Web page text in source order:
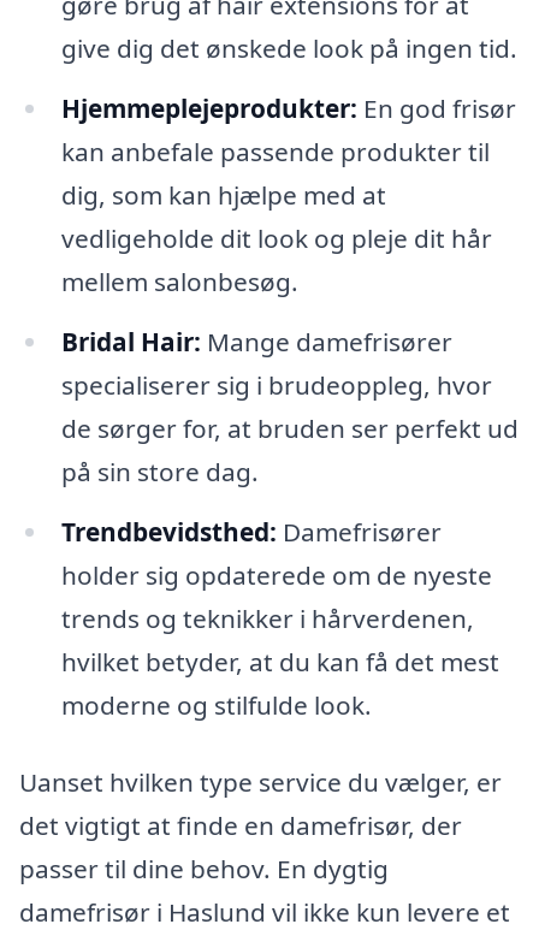
give dig det ønskede look på ingen tid.
Hjemmeplejeprodukter: En god frisør
kan anbefale passende produkter til
dig, som kan hjælpe med at
vedligeholde dit look og pleje dit hår
mellem salonbesøg.
Bridal Hair: Mange damefrisører
specialiserer sig i brudeoppleg, hvor
de sørger for, at bruden ser perfekt ud
på sin store dag.
Trendbevidsthed: Damefrisører
holder sig opdaterede om de nyeste
trends og teknikker i hårverdenen,
hvilket betyder, at du kan få det mest
moderne og stilfulde look.
Uanset hvilken type service du vælger, er
det vigtigt at finde en damefrisør, der
passer til dine behov. En dygtig
damefrisør i Haslund vil ikke kun levere et